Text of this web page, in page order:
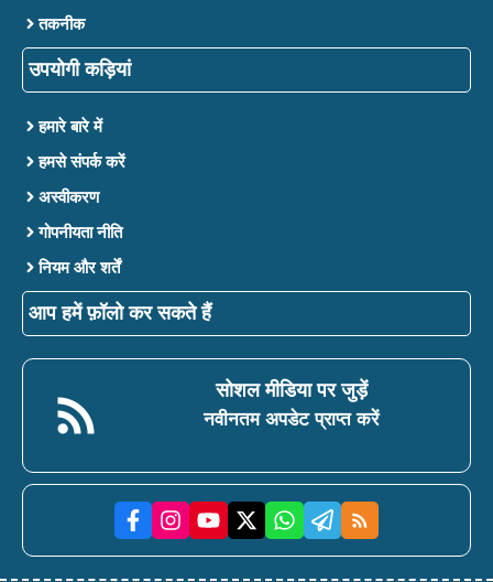
तकनीक
उपयोगी कड़ियां
हमारे बारे में
हमसे संपर्क करें
अस्वीकरण
गोपनीयता नीति
नियम और शर्तें
आप हमें फ़ॉलो कर सकते हैं
सोशल मीडिया पर जुड़ें
नवीनतम अपडेट प्राप्त करें